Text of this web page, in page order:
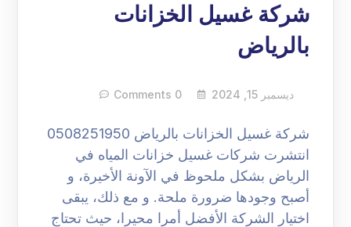
شركة غسيل الخزانات
بالرياض
ديسمبر 15, 2024 0 Comments
شركة غسيل الخزانات بالرياض 0508251950
انتشرت شركات غسيل خزانات المياه في
الرياض بشكل ملحوظ في الآونة الأخيرة، و
أصبح وجودها ضرورة ملحة. و مع ذلك، يبقى
اختيار الشركة الأفضل أمرا محيرا، حيث تحتاج